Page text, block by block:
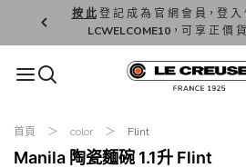
按 此登 記 成 為 官 網 會 員，登 入
LCWELCOME10，可 享 正 價
首頁 color Flint
Manila 陶瓷麵碗 1.1升 Flint